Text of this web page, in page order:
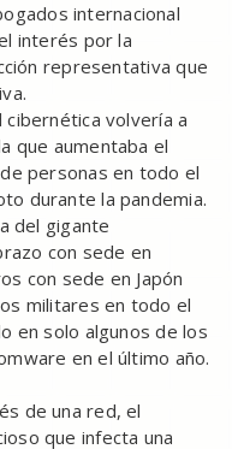
internacional
interés por la
representativa que
volvería a
que aumentaba el
personas en todo el
durante la pandemia.
del gigante
con sede en
con sede en Japón
militares en todo el
en solo algunos de los
en el último año.
de una red, el
que infecta una